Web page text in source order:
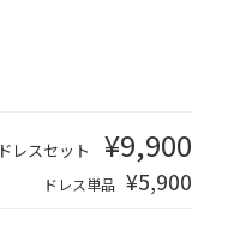
ドレスセット ¥9,900
ドレス単品 ¥5,900